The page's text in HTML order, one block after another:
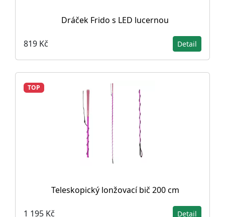
Dráček Frido s LED lucernou
819 Kč Detail
TOP
Teleskopický lonžovací bič 200 cm
1 195 Kč Detail